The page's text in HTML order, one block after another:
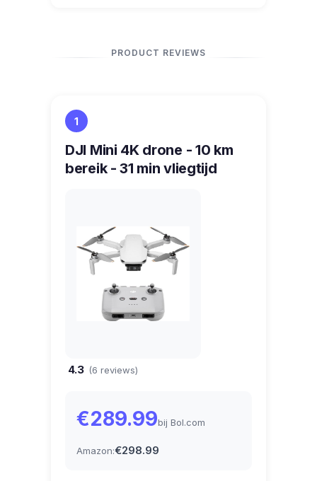
PRODUCT REVIEWS
1
DJI Mini 4K drone - 10 km
bereik - 31 min vliegtijd
4.3 (6 reviews)
€289.99bij Bol.com
Amazon:€298.99